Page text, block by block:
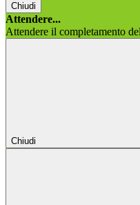
Chiudi
Attendere...
Attendere il completamento
Chiudi